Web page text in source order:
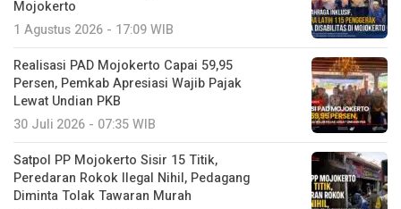
Mojokerto
1 Agustus 2026 - 17:09 WIB
Realisasi PAD Mojokerto Capai 59,95
Persen, Pemkab Apresiasi Wajib Pajak
Lewat Undian PKB
30 Juli 2026 - 07:35 WIB
Satpol PP Mojokerto Sisir 15 Titik,
Peredaran Rokok Ilegal Nihil, Pedagang
Diminta Tolak Tawaran Murah